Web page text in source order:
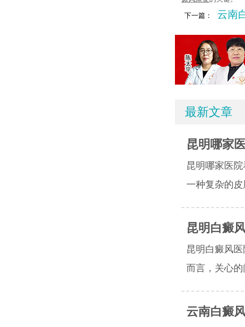
下一篇： 云南
最新文章
昆明哪家
昆明哪家医
一种复杂的
昆明白癜
昆明白癜风
而言，关心
云南白癜